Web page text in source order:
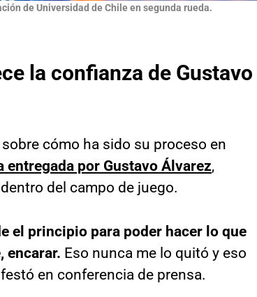
de Universidad de Chile en segunda rueda.
la confianza de Gustavo
cómo ha sido su proceso en
entregada por Gustavo Álvarez,
del campo de juego.
el principio para poder hacer lo que
encarar. Eso nunca me lo quitó y eso
en conferencia de prensa.